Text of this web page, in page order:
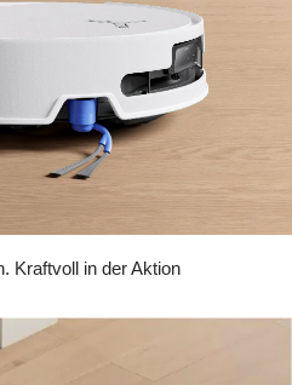
Kraftvoll in der Aktion